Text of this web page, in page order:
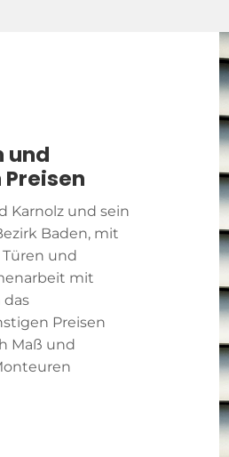
und
Karnolz und sein
Baden, mit
und
mit
Preisen
Maß und